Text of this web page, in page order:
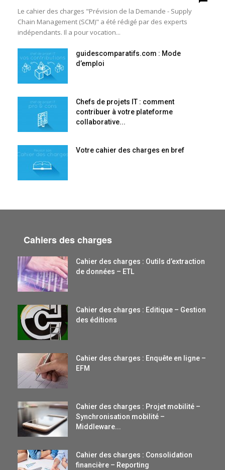
Le cahier des charges "Prévision de la Demande - Supply
Chain Management (SCM)" a été rédigé par des experts
indépendants. Il a pour vocation...
guidescomparatifs.com : Mode
d’emploi
Chefs de projets IT : comment
contribuer à votre plateforme
collaborative...
Votre cahier des charges en bref
Cahiers des charges
Cahier des charges : Outils d’extraction
de données – ETL
Cahier des charges : Editique – Gestion
des éditions
Cahier des charges : Enquête en ligne –
EFM
Cahier des charges : Projet mobilité –
Synchronisation mobilité –
Middleware...
Cahier des charges : Consolidation
financière – Reporting